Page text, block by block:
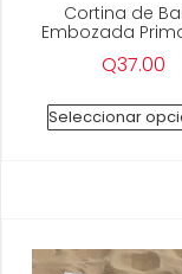
Cortina de
Embozada
Q37.00
Seleccionar